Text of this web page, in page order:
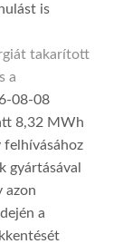
is
takarított
a
08-08
8,32 MWh
gyártásával
azon
a